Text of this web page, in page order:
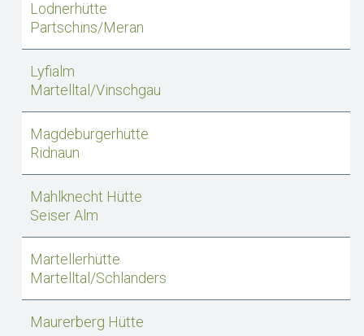
Lodnerhütte
Partschins/Meran
Lyfialm
Martelltal/Vinschgau
Magdeburgerhütte
Ridnaun
Mahlknecht Hütte
Seiser Alm
Martellerhütte
Martelltal/Schlanders
Maurerberg Hütte